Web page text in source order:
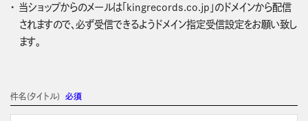
当ショップからのメールは「kingrecords.co.jp」のドメインから配信
されますので、必ず受信できるようドメイン指定受信設定をお願い致し
ます。
件名(タイトル) 必須